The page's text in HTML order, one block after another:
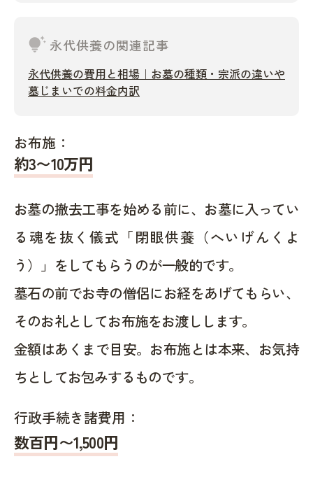
tips_and_updates 永代供養の関連記事
永代供養の費用と相場｜お墓の種類・宗派の違いや
墓じまいでの料金内訳
お布施：
約3〜10万円
お墓の撤去工事を始める前に、お墓に入ってい
る魂を抜く儀式「閉眼供養（へいげんくよ
う）」をしてもらうのが一般的です。
墓石の前でお寺の僧侶にお経をあげてもらい、
そのお礼としてお布施をお渡しします。
金額はあくまで目安。お布施とは本来、お気持
ちとしてお包みするものです。
行政手続き諸費用：
数百円〜1,500円